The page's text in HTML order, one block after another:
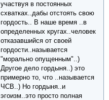
участвуя в постоянных
схватках..дабы отстоять свою
гордость.. В наше время ..в
определенных кругах..человек
отказавшийся от своей
гордости..называется
"морально опущенным"..)
Другое дело гордыня..) это
примерно то, что ..называется
ЧСВ..) Но гордыня..и
эгоизм..это просто полная